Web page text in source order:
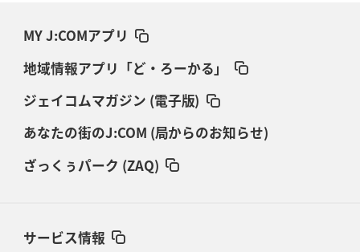
MY J:COMアプリ
地域情報アプリ「ど・ろーかる」
ジェイコムマガジン (電子版)
あなたの街のJ:COM (局からのお知らせ)
ざっくぅパーク (ZAQ)
サービス情報